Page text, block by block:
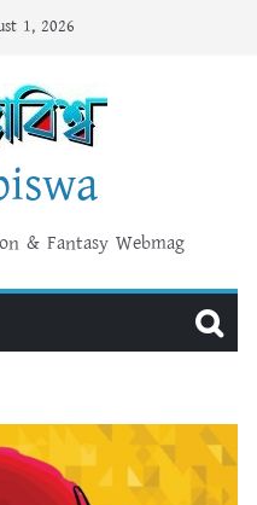
1, 2026
& Fantasy Webmag